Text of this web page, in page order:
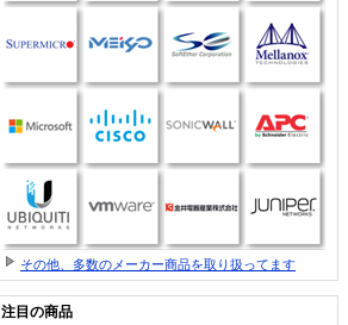
その他、多数のメーカー商品を取り扱ってます
注目の商品